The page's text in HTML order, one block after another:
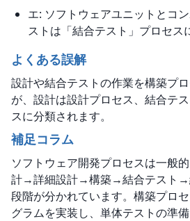
エ: ソフトウェアユニットとコ
ストは「結合テスト」プロセス
よくある誤解
設計や結合テストの作業を構築プ
が、設計は設計プロセス、結合テ
スに分類されます。
補足コラム
ソフトウェア開発プロセスは一般
計→詳細設計→構築→結合テスト→
段階が分かれています。構築プロ
グラムを実装し、単体テストの準